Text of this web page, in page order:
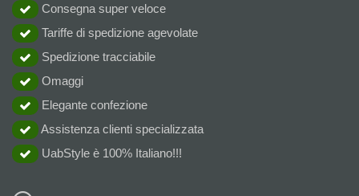
Consegna super veloce
Tariffe di spedizione agevolate
Spedizione tracciabile
Omaggi
Elegante confezione
Assistenza clienti specializzata
UabStyle è 100% Italiano!!!